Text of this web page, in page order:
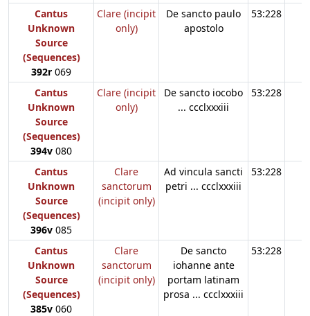
Cantus
Unknown
Source
(Sequences)
392r 069
Clare (incipit
only)
De sancto paulo
apostolo
53:228
Cantus
Unknown
Source
(Sequences)
394v 080
Clare (incipit
only)
De sancto iocobo
... ccclxxxiii
53:228
Cantus
Unknown
Source
(Sequences)
396v 085
Clare
sanctorum
(incipit only)
Ad vincula sancti
petri ... ccclxxxiii
53:228
Cantus
Unknown
Source
(Sequences)
385v 060
Clare
sanctorum
(incipit only)
De sancto
iohanne ante
portam latinam
prosa ... ccclxxxiii
53:228